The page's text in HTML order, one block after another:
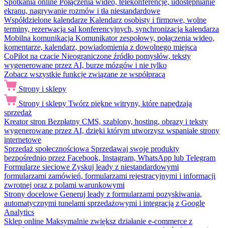
Spotkania online Połączenia wideo, telekonferencje, udostępnianie
ekranu, nagrywanie rozmów i tła niestandardowe
Współdzielone kalendarze Kalendarz osobisty i firmowe, wolne
terminy, rezerwacja sal konferencyjnych, synchronizacja kalendarza
Mobilna komunikacja Komunikator zespołowy, połączenia wideo,
komentarze, kalendarz, powiadomienia z dowolnego miejsca
CoPilot na czacie Nieograniczone źródło pomysłów, teksty
wygenerowane przez AI, burze mózgów i nie tylko
Zobacz wszystkie funkcje związane ze współpracą
Strony i sklepy
Strony i sklepy Twórz piękne witryny, które napędzają
sprzedaż
Kreator stron Bezpłatny CMS, szablony, hosting, obrazy i teksty
wygenerowane przez AI, dzięki którym utworzysz wspaniałe strony
internetowe
Sprzedaż społecznościowa Sprzedawaj swoje produkty
bezpośrednio przez Facebook, Instagram, WhatsApp lub Telegram
Formularze sieciowe Zyskuj leady z niestandardowymi
formularzami zamówień, formularzami rejestracyjnymi i informacji
zwrotnej oraz z polami warunkowymi
Strony docelowe Generuj leady z formularzami pozyskiwania,
automatycznymi tunelami sprzedażowymi i integracją z Google
Analytics
Sklep online Maksymalnie zwiększ działanie e-commerce z